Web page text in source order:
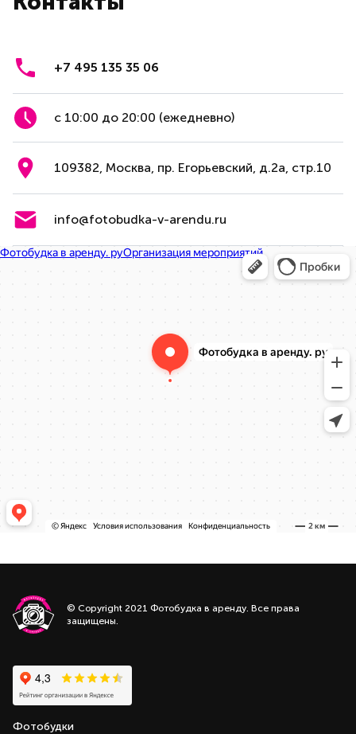
+7 495 135 35 06
с 10:00 до 20:00 (ежедневно)
109382, Москва, пр. Егорьевский, д.2а, стр.10
info@fotobudka-v-arendu.ru
© Copyright 2021 Фотобудка в аренду. Все права
защищены.
Фотобудки